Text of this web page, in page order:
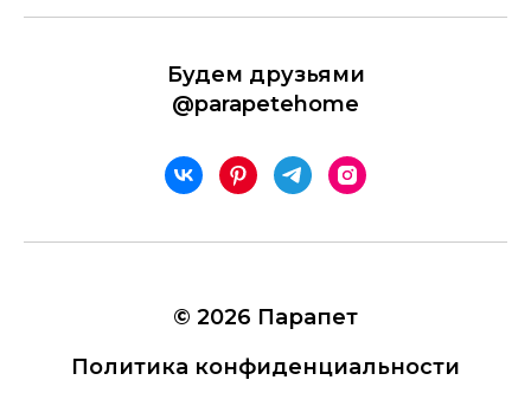
Будем друзьями
@parapetehome
© 2026 Парапет
Политика конфиденциальности